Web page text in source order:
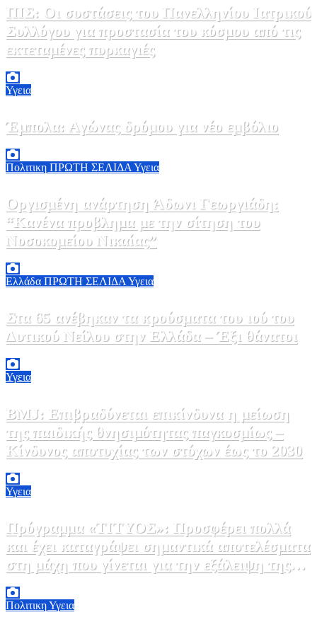
ΠΙΣ: Οι συστάσεις του Πανελληνίου Ιατρικού
Συλλόγου για προστασία του κόσμου από τις
εκτεταμένες πυρκαγιές
Υγεια
Έμπολα: Αγώνας δρόμου για νέο εμβόλιο
Πολιτικη ΠΡΩΤΗ ΣΕΛΙΔΑ Υγεια
Οργισμένη ανάρτηση Άδωνι Γεωργιάδη:
“Κανένα προβλημα με την σίτηση του
Νοσοκομείου Νικαίας”
Ελλάδα ΠΡΩΤΗ ΣΕΛΙΔΑ Υγεια
Στα 65 ανέβηκαν τα κρούσματα του ιού του
Δυτικού Νείλου στην Ελλάδα – Έξι θάνατοι
Υγεια
BMJ: Επιβραδύνεται επικίνδυνα η μείωση
της παιδικής θνησιμότητας παγκοσμίως –
Κίνδυνος αποτυχίας των στόχων έως το 2030
Υγεια
Πρόγραμμα «ΤΙΤΥΟΣ»: Προσφέρει πολλά
και έχει καταγράψει σημαντικά αποτελέσματα
στη μάχη που γίνεται για την εξάλειψη της
ηπατίτιδας C
ΠολιτικηΥγεια